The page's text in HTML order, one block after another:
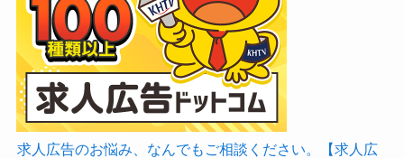
求人広告のお悩み、なんでもご相談ください。【求人広